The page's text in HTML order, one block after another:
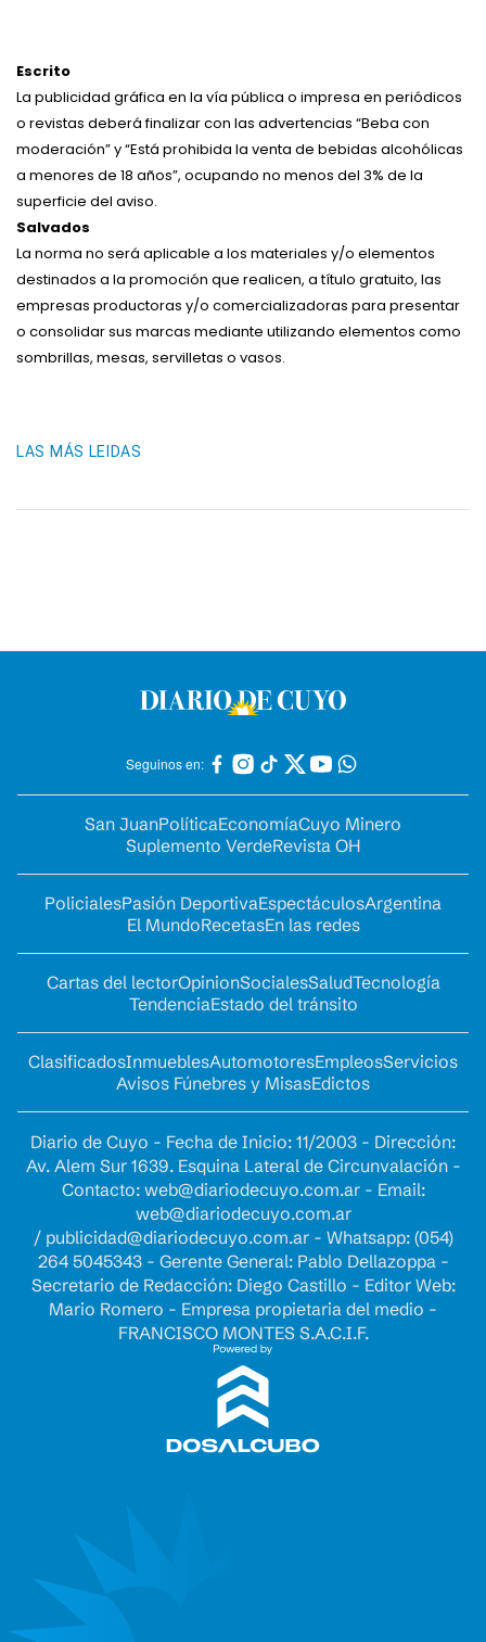
Escrito
La publicidad gráfica en la vía pública o impresa en periódicos
o revistas deberá finalizar con las advertencias “Beba con
moderación” y “Está prohibida la venta de bebidas alcohólicas
a menores de 18 años”, ocupando no menos del 3% de la
superficie del aviso.
Salvados
La norma no será aplicable a los materiales y/o elementos
destinados a la promoción que realicen, a título gratuito, las
empresas productoras y/o comercializadoras para presentar
o consolidar sus marcas mediante utilizando elementos como
sombrillas, mesas, servilletas o vasos.
LAS MÁS LEIDAS
Seguinos en:
San JuanPolíticaEconomíaCuyo Minero
Suplemento VerdeRevista OH
PolicialesPasión DeportivaEspectáculosArgentina
El MundoRecetasEn las redes
Cartas del lectorOpinionSocialesSaludTecnología
TendenciaEstado del tránsito
ClasificadosInmueblesAutomotoresEmpleosServicios
Avisos Fúnebres y MisasEdictos
Diario de Cuyo - Fecha de Inicio: 11/2003 - Dirección:
Av. Alem Sur 1639. Esquina Lateral de Circunvalación -
Contacto: web@diariodecuyo.com.ar- Email:
web@diariodecuyo.com.ar
/ publicidad@diariodecuyo.com.ar- Whatsapp: (054)
264 5045343 - Gerente General: Pablo Dellazoppa -
Secretario de Redacción: Diego Castillo - Editor Web:
Mario Romero - Empresa propietaria del medio -
FRANCISCO MONTES S.A.C.I.F.